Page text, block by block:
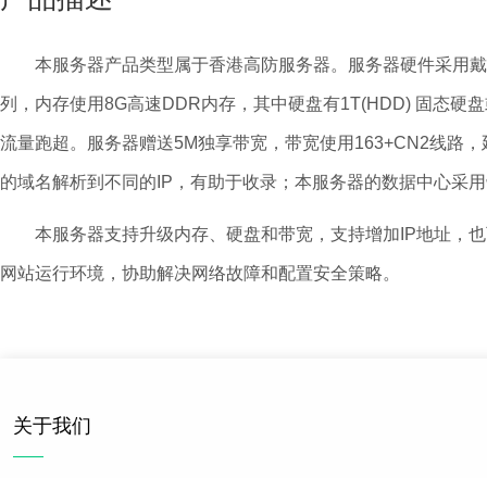
本服务器产品类型属于香港高防服务器。服务器硬件采用戴
列，内存使用8G高速DDR内存，其中硬盘有1T(HDD) 固态硬
流量跑超。服务器赠送5M独享带宽，带宽使用163+CN2线路
的域名解析到不同的IP，有助于收录；本服务器的数据中心采
本服务器支持升级内存、硬盘和带宽，支持增加IP地址，也
网站运行环境，协助解决网络故障和配置安全策略。
关于我们